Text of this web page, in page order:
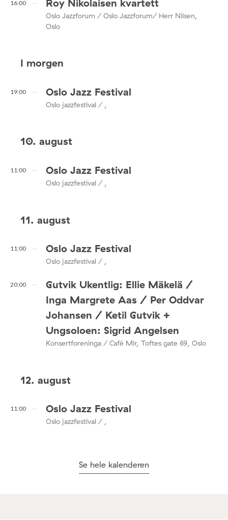
16:00 Roy Nikolaisen kvartett
Oslo Jazzforum / Oslo Jazzforum/ Herr Nilsen,
Oslo
I morgen
19:00 Oslo Jazz Festival
Oslo jazzfestival / ,
10. august
11:00 Oslo Jazz Festival
Oslo jazzfestival / ,
11. august
11:00 Oslo Jazz Festival
Oslo jazzfestival / ,
20:00
Gutvik Ukentlig: Ellie Mäkelä /
Inga Margrete Aas / Per Oddvar
Johansen / Ketil Gutvik +
Ungsoloen: Sigrid Angelsen
Konsertforeninga / Café Mir, Toftes gate 69, Oslo
12. august
11:00 Oslo Jazz Festival
Oslo jazzfestival / ,
Se hele kalenderen